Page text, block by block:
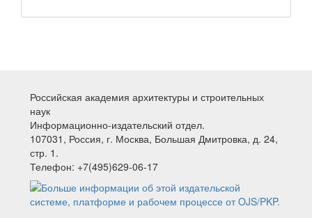
Российская академия архитектуры и строительных
наук
Информационно-издательский отдел.
107031, Россия, г. Москва, Большая Дмитровка, д. 24,
стр. 1.
Телефон: +7(495)629-06-17